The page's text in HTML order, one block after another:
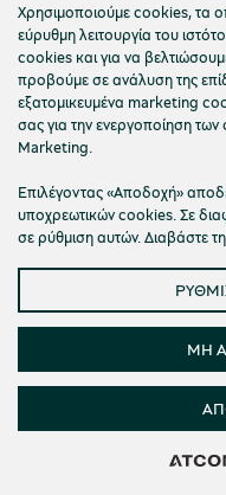
Πουλιά της
Φίλιππος
Χρησιμοποιούμε cookies, τα
εύρυθμη λειτουργία του
cookies και για να
προβούμε σε ανάλυση της
εξατομικευμένα marketing
σας για την ενεργοποίηση
Marketing.
Επιλέγοντας «Αποδοχή»
υποχρεωτικών cookies. Σε
σε ρύθμιση αυτών. Διαβάστε
ΜΗ